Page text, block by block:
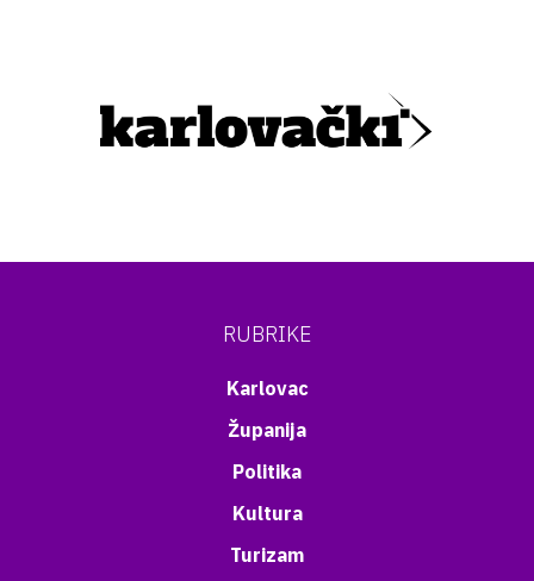
RUBRIKE
Karlovac
Županija
Politika
Kultura
Turizam